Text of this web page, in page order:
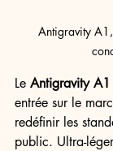
Antigravity
Le Antigravity A1
entrée sur le
redéfinir les
public. Ultra-